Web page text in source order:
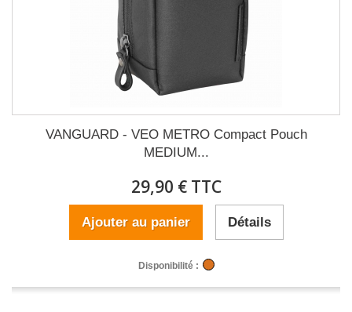
VANGUARD - VEO METRO Compact Pouch
MEDIUM...
29,90 € TTC
Ajouter au panier Détails
Disponibilité :